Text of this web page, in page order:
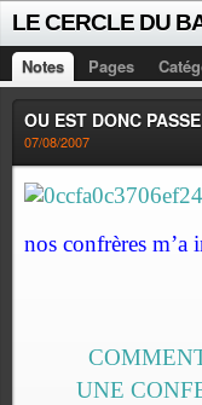
LE CERCLE DU
Notes Pages
OU EST DONC
07/08/2007
nos confrères m’a
UNE